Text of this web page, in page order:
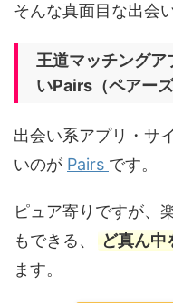
そんな真面目な出会
王道マッチング
いPairs（ペアーズ
出会い系アプリ・サ
いのが Pairs です。
ピュア寄りですが、
もできる、
ど真ん中
ます。